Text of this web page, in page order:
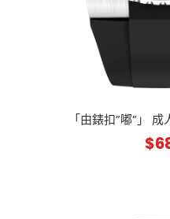
「由錶扣”嘟”」
$